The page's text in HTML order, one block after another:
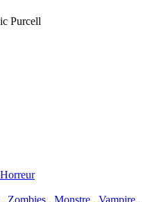
Purcell
, Zombies , Monstre , Vampire ,